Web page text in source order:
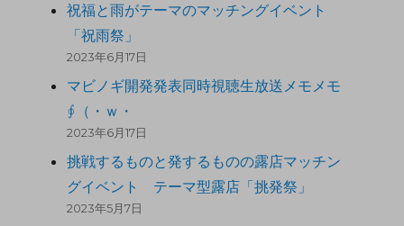
祝福と雨がテーマのマッチングイベント
「祝雨祭」
2023年6月17日
マビノギ開発発表同時視聴生放送メモメモ
∮（・ｗ・
2023年6月17日
挑戦するものと発するものの露店マッチン
グイベント テーマ型露店「挑発祭」
2023年5月7日